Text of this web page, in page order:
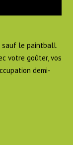
sauf le paintball.
votre goûter, vos
demi-